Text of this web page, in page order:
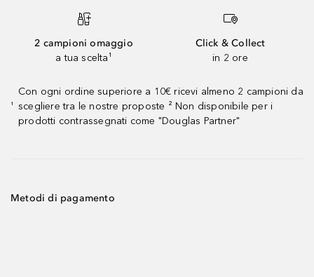
2 campioni omaggio
a tua scelta¹
Click & Collect
in 2 ore
¹
Con ogni ordine superiore a 10€ ricevi almeno 2 campioni da
scegliere tra le nostre proposte ² Non disponibile per i
prodotti contrassegnati come "Douglas Partner"
Metodi di pagamento